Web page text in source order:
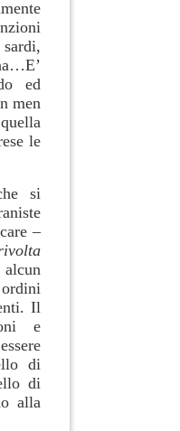
ed
men
le
si
–
Il
e
di
di
alla